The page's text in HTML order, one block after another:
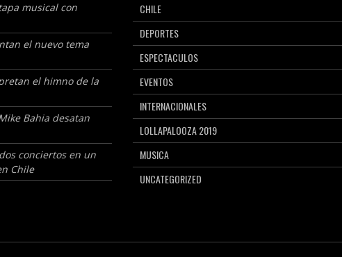
musical con
el nuevo tema
el himno de la
Bahia desatan
conciertos en un
Chile
CHILE
DEPORTES
ESPECTACULOS
EVENTOS
INTERNACIONALES
LOLLAPALOOZA 2019
MUSICA
UNCATEGORIZED